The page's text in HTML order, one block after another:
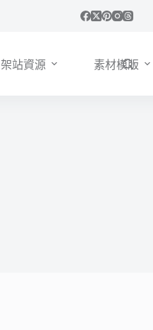
架站資源 素材模版